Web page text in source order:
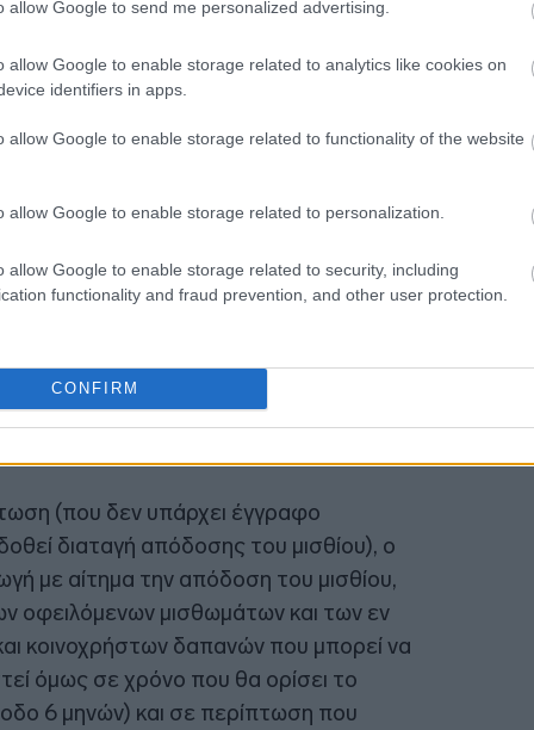
allow Google to send me personalized advertising.
allow Google to enable storage related to analytics like cookies on
identifiers in apps.
allow Google to enable storage related to functionality of the website
allow Google to enable storage related to personalization.
allow Google to enable storage related to security, including
functionality and fraud prevention, and other user protection.
CONFIRM
(που δεν υπάρχει έγγραφο
διαταγή απόδοσης του μισθίου), ο
με αίτημα την απόδοση του μισθίου,
οφειλόμενων μισθωμάτων και των εν
κοινοχρήστων δαπανών που μπορεί να
όμως σε χρόνο που θα ορίσει το
6 μηνών) και σε περίπτωση που
16:52
16:47